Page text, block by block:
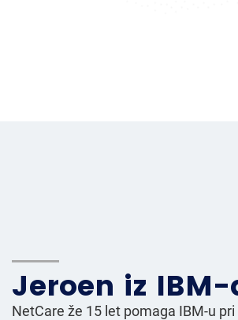
Jeroen iz IBM-
NetCare že 15 let pomaga IBM-u